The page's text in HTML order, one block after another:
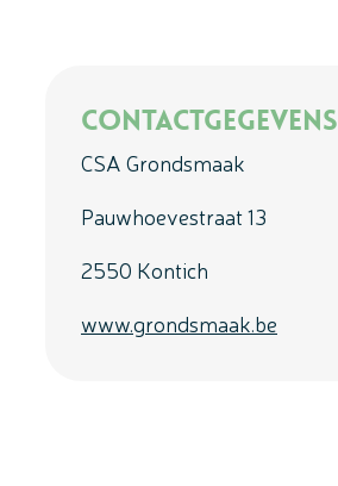
Contactgegevens
CSA Grondsmaak
Pauwhoevestraat 13
2550 Kontich
www.grondsmaak.be